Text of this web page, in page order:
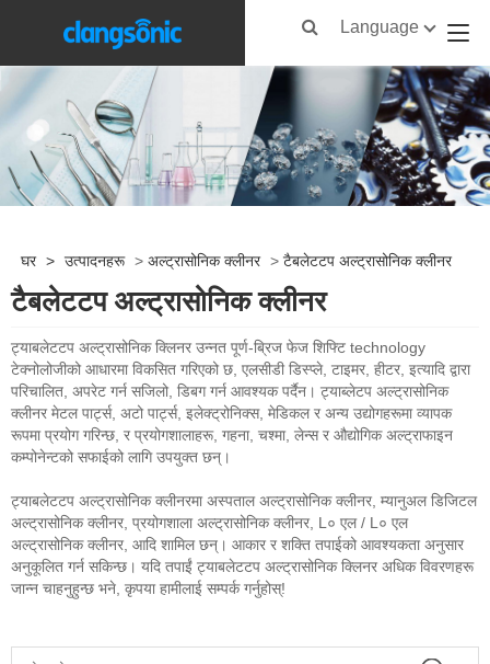
Language
घर > उत्पादनहरू > अल्ट्रासोनिक क्लीनर > टैबलेटटप अल्ट्रासोनिक क्लीनर
टैबलेटटप अल्ट्रासोनिक क्लीनर
ट्याबलेटटप अल्ट्रासोनिक क्लिनर उन्नत पूर्ण-ब्रिज फेज शिफ्टि technology
टेक्नोलोजीको आधारमा विकसित गरिएको छ, एलसीडी डिस्प्ले, टाइमर, हीटर, इत्यादि द्वारा
परिचालित, अपरेट गर्न सजिलो, डिबग गर्न आवश्यक पर्दैन। ट्याब्लेटप अल्ट्रासोनिक
क्लीनर मेटल पार्ट्स, अटो पार्ट्स, इलेक्ट्रोनिक्स, मेडिकल र अन्य उद्योगहरूमा व्यापक
रूपमा प्रयोग गरिन्छ, र प्रयोगशालाहरू, गहना, चश्मा, लेन्स र औद्योगिक अल्ट्राफाइन
कम्पोनेन्टको सफाईको लागि उपयुक्त छन्।
ट्याबलेटटप अल्ट्रासोनिक क्लीनरमा अस्पताल अल्ट्रासोनिक क्लीनर, म्यानुअल डिजिटल
अल्ट्रासोनिक क्लीनर, प्रयोगशाला अल्ट्रासोनिक क्लीनर, L० एल / L० एल
अल्ट्रासोनिक क्लीनर, आदि शामिल छन्। आकार र शक्ति तपाईको आवश्यकता अनुसार
अनुकूलित गर्न सकिन्छ। यदि तपाईं ट्याबलेटटप अल्ट्रासोनिक क्लिनर अधिक विवरणहरू
जान्न चाहनुहुन्छ भने, कृपया हामीलाई सम्पर्क गर्नुहोस्!